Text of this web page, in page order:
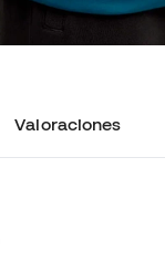
Valoraciones